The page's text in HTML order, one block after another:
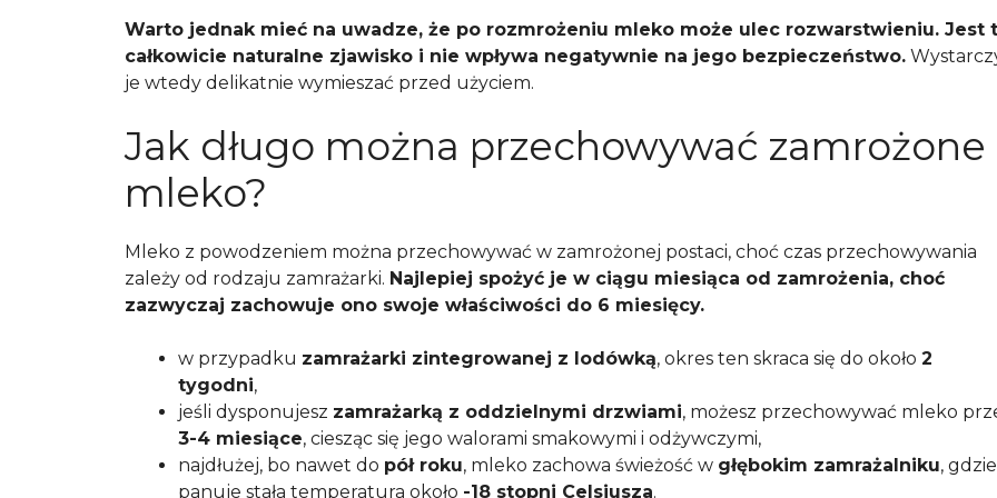
Warto jednak mieć na uwadze, że po rozmrożeniu mleko może ulec rozwarstwieniu. Jest
całkowicie naturalne zjawisko i nie wpływa negatywnie na jego bezpieczeństwo.
je wtedy delikatnie wymieszać przed użyciem.
Jak długo można przechowywać zamrożone
mleko?
Mleko z powodzeniem można przechowywać w zamrożonej postaci, choć czas przechowywania
zależy od rodzaju zamrażarki. Najlepiej spożyć je w ciągu miesiąca od zamrożenia, choć
zazwyczaj zachowuje ono swoje właściwości do 6 miesięcy.
w przypadku zamrażarki zintegrowanej z lodówką, okres ten skraca się do około 2
tygodni,
jeśli dysponujesz zamrażarką z oddzielnymi drzwiami, możesz przechowywać mleko
3-4 miesiące, ciesząc się jego walorami smakowymi i odżywczymi,
najdłużej, bo nawet do pół roku, mleko zachowa świeżość w głębokim zamrażalniku, gdzie
panuje stała temperatura około -18 stopni Celsjusza.